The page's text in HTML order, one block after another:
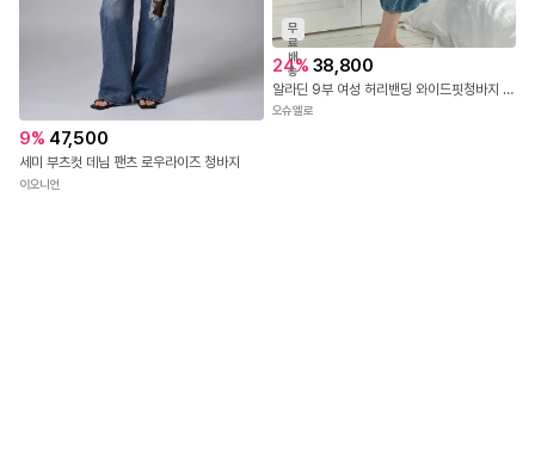
9% 47,500
세미 부츠컷 데님 팬츠 로우라이즈 청바지
이오니언
무
료
배
송
24% 38,800
알라딘 9부 여성 허리밴딩 와이드핏청바지 중청 밑단스트링 데님밴딩바지 고무줄 키작녀 봄여름
오슈엘로